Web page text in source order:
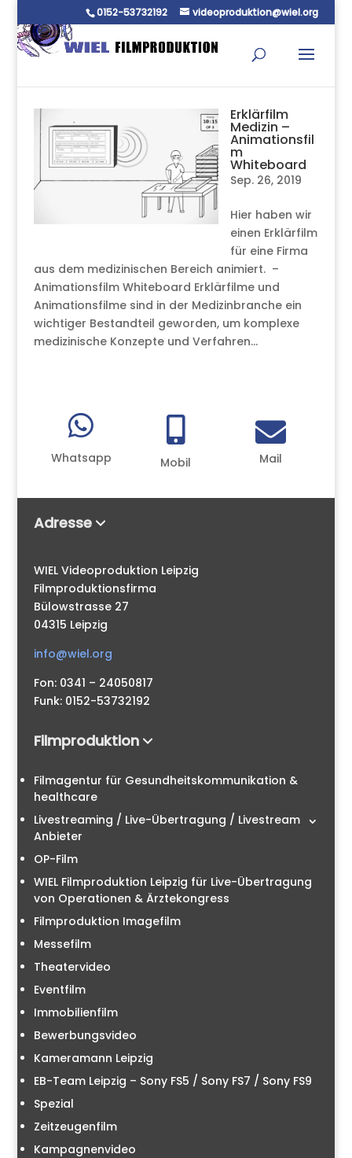
0152-53732192 videoproduktion@wiel.org
Erklärfilm
Medizin –
Animationsfil
m
Whiteboard
Sep. 26, 2019
Hier haben wir
einen Erklärfilm
für eine Firma
aus dem medizinischen Bereich animiert. –
Animationsfilm Whiteboard Erklärfilme und
Animationsfilme sind in der Medizinbranche ein
wichtiger Bestandteil geworden, um komplexe
medizinische Konzepte und Verfahren...

Whatsapp

Mobil

Mail
Adresse
WIEL Videoproduktion Leipzig
Filmproduktionsfirma
Bülowstrasse 27
04315 Leipzig
info@wiel.org
Fon: 0341 – 24050817
Funk: 0152-53732192
Filmproduktion
Filmagentur für Gesundheitskommunikation &
healthcare
Livestreaming / Live-Übertragung / Livestream
Anbieter
OP-Film
WIEL Filmproduktion Leipzig für Live-Übertragung
von Operationen & Ärztekongress
Filmproduktion Imagefilm
Messefilm
Theatervideo
Eventfilm
Immobilienfilm
Bewerbungsvideo
Kameramann Leipzig
EB-Team Leipzig – Sony FS5 / Sony FS7 / Sony FS9
Spezial
Zeitzeugenfilm
Kampagnenvideo